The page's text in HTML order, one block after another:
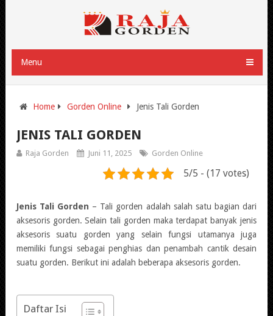
Menu
Home Gorden Online Jenis Tali Gorden
JENIS TALI GORDEN
Raja Gorden Juni 11, 2025 Gorden Online
5/5 - (17 votes)
Jenis Tali Gorden – Tali gorden adalah salah satu bagian dari
aksesoris gorden. Selain tali gorden maka terdapat banyak jenis
aksesoris suatu gorden yang selain fungsi utamanya juga
memiliki fungsi sebagai penghias dan penambah cantik desain
suatu gorden. Berikut ini adalah beberapa aksesoris gorden.
Daftar Isi